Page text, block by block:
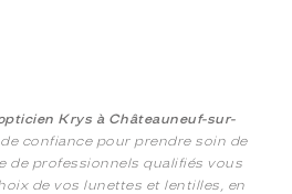
Krys à Châteauneuf-sur-
confiance pour prendre soin de
de professionnels qualifiés vous
de vos lunettes et lentilles, en